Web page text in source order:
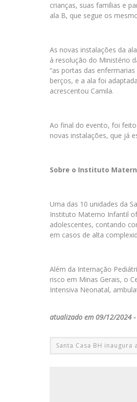
crianças, suas famílias e
ala B, que segue os
As novas instalações da
à resolução do Ministério
“as portas das
berços, e a ala foi
acrescentou Camila.
Ao final do evento, foi
novas instalações, que já
Sobre o Instituto
Uma das 10 unidades da
Instituto Materno Infantil
adolescentes, contando
em casos de alta
Além da Internação
risco em Minas Gerais, o
Intensiva Neonatal,
atualizado em 09/12/2024
Santa Casa BH